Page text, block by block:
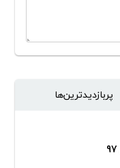
پر‌بازدیدترین‌ها